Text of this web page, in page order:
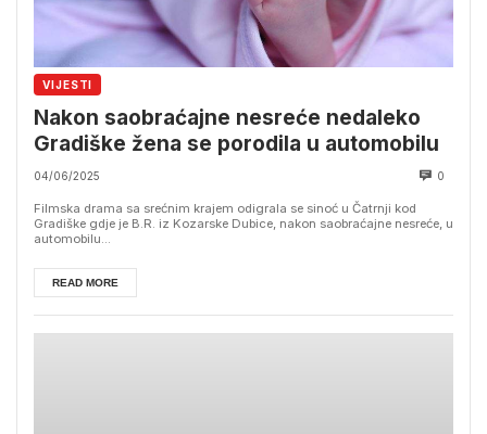
VIJESTI
Nakon saobraćajne nesreće nedaleko
Gradiške žena se porodila u automobilu
04/06/2025 0
Filmska drama sa srećnim krajem odigrala se sinoć u Čatrnji kod
Gradiške gdje je B.R. iz Kozarske Dubice, nakon saobraćajne nesreće, u
automobilu...
READ MORE